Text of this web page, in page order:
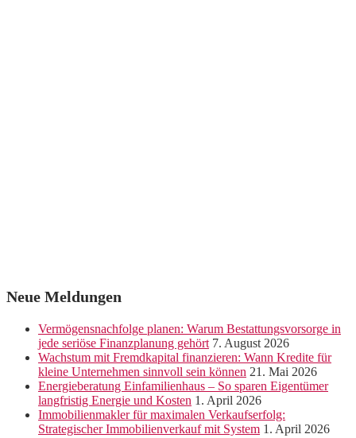
Neue Meldungen
Vermögensnachfolge planen: Warum Bestattungsvorsorge in
jede seriöse Finanzplanung gehört 7. August 2026
Wachstum mit Fremdkapital finanzieren: Wann Kredite für
kleine Unternehmen sinnvoll sein können 21. Mai 2026
Energieberatung Einfamilienhaus – So sparen Eigentümer
langfristig Energie und Kosten 1. April 2026
Immobilienmakler für maximalen Verkaufserfolg:
Strategischer Immobilienverkauf mit System 1. April 2026